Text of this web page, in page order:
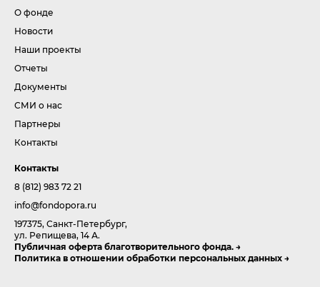
О фонде
Новости
Наши проекты
Отчеты
Документы
СМИ о нас
Партнеры
Контакты
Контакты
8 (812) 983 72 21
info@fondopora.ru
197375, Санкт-Петербург,
ул. Репищева, 14 А.
Публичная оферта благотворительного фонда.
Политика в отношении обработки персональных данных